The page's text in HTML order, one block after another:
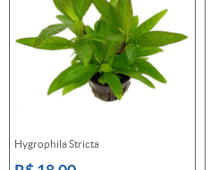
Hygrophila Stricta